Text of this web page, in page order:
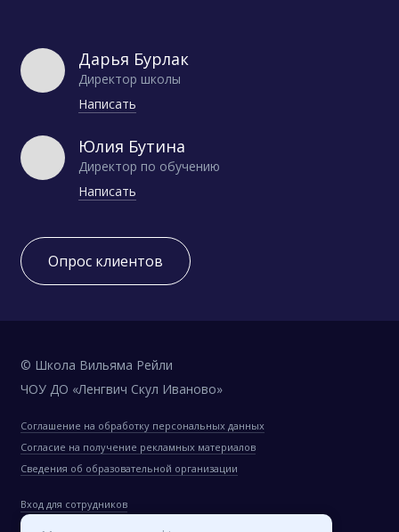
Дарья Бурлак
Директор школы
Написать
Юлия Бутина
Директор по обучению
Написать
Опрос клиентов
© Школа Вильяма Рейли
ЧОУ ДО «Ленгвич Скул Иваново»
Соглашение на обработку персональных данных
Согласие на получение рекламных материалов
Сведения об образовательной организации
Вход для сотрудников